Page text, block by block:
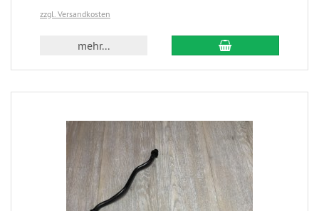
zzgl. Versandkosten
mehr...